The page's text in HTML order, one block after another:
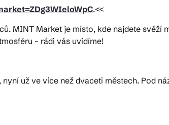
.<<
MINT Market je místo, kde najdete svěží
– rádi vás uvidíme!
už ve více než dvaceti městech. Pod